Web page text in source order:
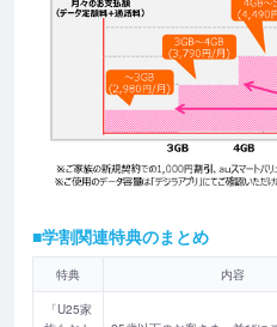
■学割関連特典のまとめ
特典 内容
「U25家